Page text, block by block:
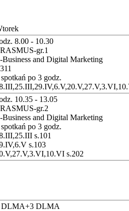
8.00 - 10.30
gr.1
Business and Digital Marketing
po 3 godz.
10.35 - 13.05
gr.2
Business and Digital Marketing
po 3 godz.
s.101
s.103
s.202
DLMA+3 DLMA